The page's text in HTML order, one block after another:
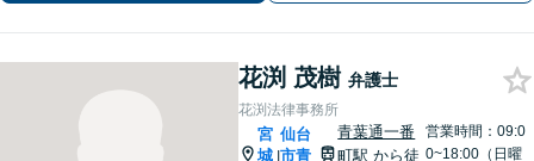
花渕 茂樹 弁護士
花渕法律事務所
宮
城 |
仙台
市青
青葉通一番
町駅から徒
営業時間：09:0
0~18:00（日曜